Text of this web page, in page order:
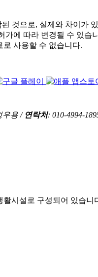
것으로, 실제와 차이가
가에 따라 변경될 수 있습
사용할 수 없습니다.
우용 / 연락처: 010-4994-
활시설로 구성되어 있습니